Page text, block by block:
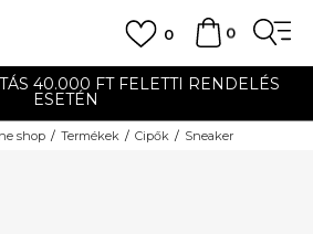
0
0
40.000 FT FELETTI RENDELÉS
ESETÉN
shop Termékek Cipők Sneaker